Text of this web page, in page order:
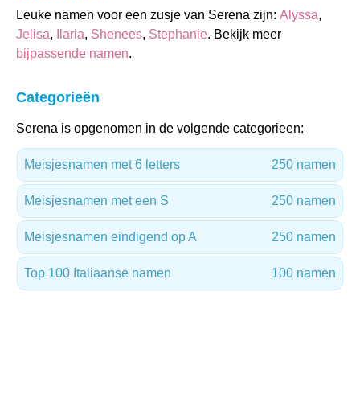
Leuke namen voor een zusje van Serena zijn: Alyssa,
Jelisa, Ilaria, Shenees, Stephanie. Bekijk meer
bijpassende namen.
Categorieën
Serena is opgenomen in de volgende categorieen:
Meisjesnamen met 6 letters 250 namen
Meisjesnamen met een S 250 namen
Meisjesnamen eindigend op A 250 namen
Top 100 Italiaanse namen 100 namen